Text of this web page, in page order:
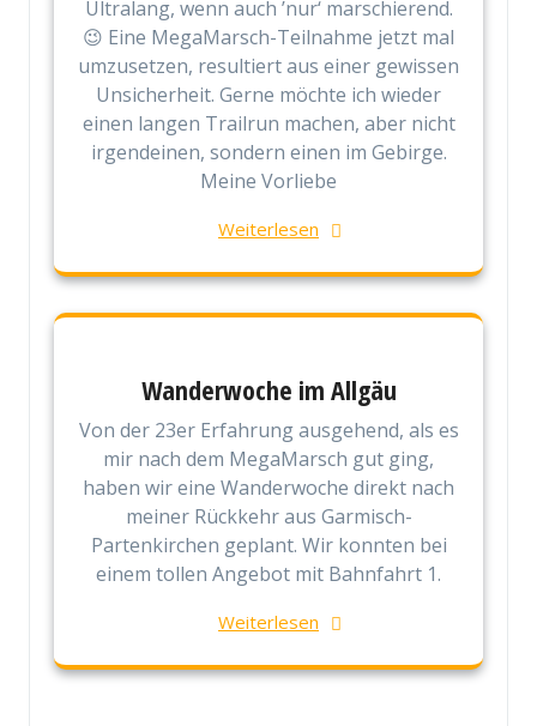
Ultralang, wenn auch ’nur‘ marschierend.
😉 Eine MegaMarsch-Teilnahme jetzt mal
umzusetzen, resultiert aus einer gewissen
Unsicherheit. Gerne möchte ich wieder
einen langen Trailrun machen, aber nicht
irgendeinen, sondern einen im Gebirge.
Meine Vorliebe
Weiterlesen
Wanderwoche im Allgäu
Von der 23er Erfahrung ausgehend, als es
mir nach dem MegaMarsch gut ging,
haben wir eine Wanderwoche direkt nach
meiner Rückkehr aus Garmisch-
Partenkirchen geplant. Wir konnten bei
einem tollen Angebot mit Bahnfahrt 1.
Weiterlesen